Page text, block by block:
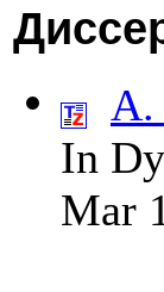
A.
In
Mar